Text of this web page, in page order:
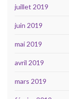
juillet 2019
juin 2019
mai 2019
avril 2019
mars 2019